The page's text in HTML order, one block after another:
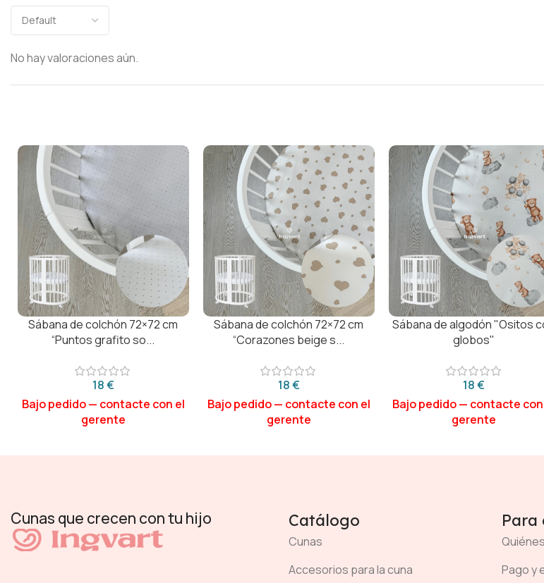
No hay valoraciones aún.
Sábana de colchón 72×72 cm
“Puntos grafito so...
€
Sábana de colchón 72×72 cm
“Corazones beige s...
€
Sábana de algodón "Ositos
globos"
€
Cunas que crecen con tu hijo Catálogo
Cunas
Accesorios para la cuna
Para
Pago y